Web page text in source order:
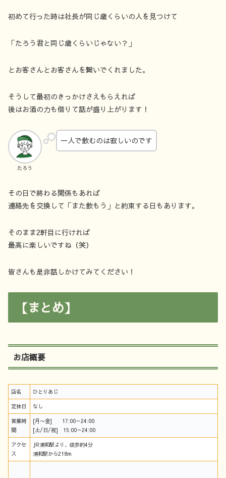
初めて行った時は社長が同じ歳くらいの人を見つけて
「たろう君と同じ歳くらいじゃない？」
とお客さんとお客さんを繋いでくれました。
そうして最初のきっかけさえもらえれば
後はお酒の力も借りて話が盛り上がります！
たろう
一人で飲むのは寂しいのです
その日で終わる関係もあれば
連絡先を交換して「また飲もう」と約束する日もあります。
そのまま2軒目に行ければ
最高に楽しいですね（笑）
皆さんも是非話しかけてみてください！
【まとめ】
お店概要
店名
ひとりあじ
定休日
なし
営業時
間
[月〜金] 17:00～24:00
[土/日/祝] 15:00～24:00
アクセ
ス
JR浦和駅より、徒歩約4分
浦和駅から218m